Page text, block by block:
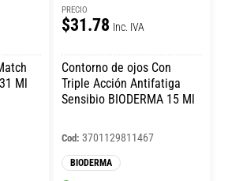
Nude 45 L’ORÉAL 131 Ml
PRECIO
$31.78 Inc. IVA
Contorno de ojos Con
Triple Acción Antifatiga
Sensibio BIODERMA 15 Ml
Cod: 3701129811467
BIODERMA